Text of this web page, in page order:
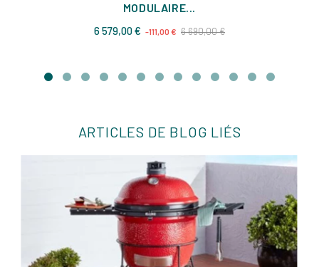
MODULAIRE...
6 579,00 € Prix
-111,00 € 6 690,00 €Prix
ARTICLES DE BLOG LIÉS